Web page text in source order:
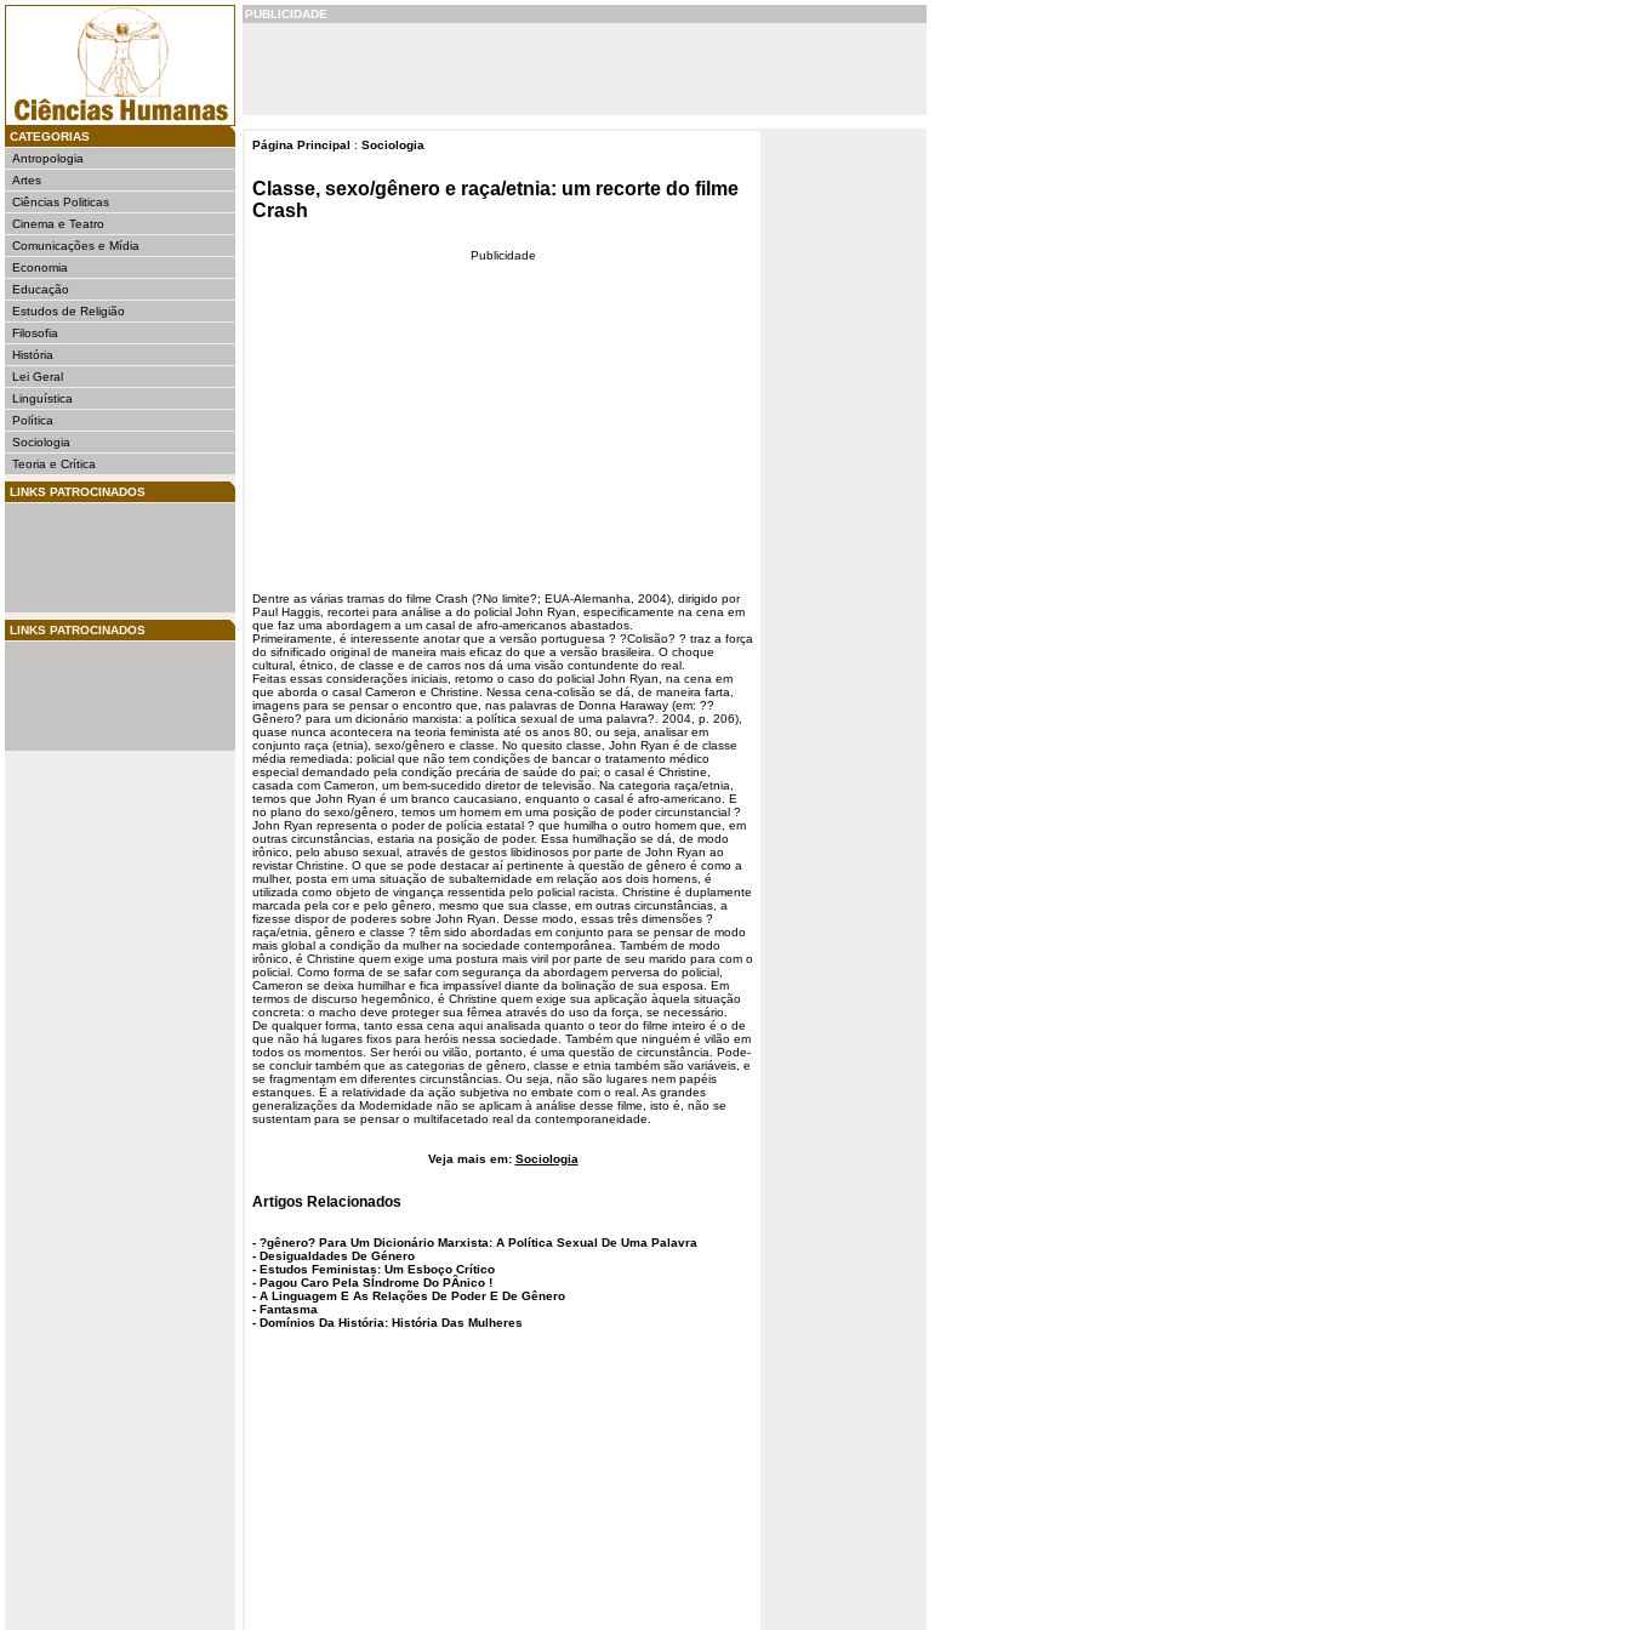
CATEGORIAS
Antropologia
Artes
Ciências Politicas
Cinema e Teatro
Comunicações e Mídia
Economia
Educação
Estudos de Religião
Filosofia
História
Lei Geral
Linguística
Política
Sociologia
Teoria e Crítica
LINKS PATROCINADOS
LINKS PATROCINADOS
PUBLICIDADE
Página Principal : Sociologia
Classe, sexo/gênero e raça/etnia: um recorte do filme
Crash
Publicidade
Dentre as várias tramas do filme Crash (?No limite?; EUA-Alemanha, 2004), dirigido por
Paul Haggis , recortei para análise a do policial John Ryan, especificamente na cena em
que faz uma abordagem a um casal de afro-americanos abastados.
Primeiramente, é interessente anotar que a versão portuguesa ? ?Colisão? ? traz a força
do sifnificado original de maneira mais eficaz do que a versão brasileira. O choque
cultural, étnico, de classe e de carros nos dá uma visão contundente do real.
Feitas essas considerações iniciais, retomo o caso do policial John Ryan, na cena em
que aborda o casal Cameron e Christine . Nessa cena-colisão se dá, de maneira farta,
imagens para se pensar o encontro que, nas palavras de Donna Haraway (em: ??
Gênero? para um dicionário marxista: a política sexual de uma palavra?. 2004, p. 206),
quase nunca acontecera na teoria feminista até os anos 80, ou seja, analisar em
conjunto raça (etnia), sexo/gênero e classe. No quesito classe, John Ryan é de classe
média remediada: policial que não tem condições de bancar o tratamento médico
especial demandado pela condição precária de saúde do pai; o casal é Christine,
casada com Cameron, um bem-sucedido diretor de televisão. Na categoria raça/etnia,
temos que John Ryan é um branco caucasiano, enquanto o casal é afro-americano. E
no plano do sexo/gênero, temos um homem em uma posição de poder circunstancial ?
John Ryan representa o poder de polícia estatal ? que humilha o outro homem que, em
outras circunstâncias, estaria na posição de poder. Essa humilhação se dá, de modo
irônico, pelo abuso sexual, através de gestos libidinosos por parte de John Ryan ao
revistar Christine. O que se pode destacar aí pertinente à questão de gênero é como a
mulher, posta em uma situação de subalternidade em relação aos dois homens, é
utilizada como objeto de vingança ressentida pelo policial racista. Christine é duplamente
marcada pela cor e pelo gênero, mesmo que sua classe, em outras circunstâncias, a
fizesse dispor de poderes sobre John Ryan. Desse modo, essas três dimensões ?
raça/etnia, gênero e classe ? têm sido abordadas em conjunto para se pensar de modo
mais global a condição da mulher na sociedade contemporânea. Também de modo
irônico, é Christine quem exige uma postura mais viril por parte de seu marido para com o
policial. Como forma de se safar com segurança da abordagem perversa do policial,
Cameron se deixa humilhar e fica impassível diante da bolinação de sua esposa. Em
termos de discurso hegemônico, é Christine quem exige sua aplicação àquela situação
concreta: o macho deve proteger sua fêmea através do uso da força, se necessário.
De qualquer forma, tanto essa cena aqui analisada quanto o teor do filme inteiro é o de
que não há lugares fixos para heróis nessa sociedade. Também que ninguém é vilão em
todos os momentos. Ser herói ou vilão, portanto, é uma questão de circunstância. Pode-
se concluir também que as categorias de gênero, classe e etnia também são variáveis, e
se fragmentam em diferentes circunstâncias. Ou seja, não são lugares nem papéis
estanques. É a relatividade da ação subjetiva no embate com o real. As grandes
generalizações da Modernidade não se aplicam à análise desse filme, isto é, não se
sustentam para se pensar o multifacetado real da contemporaneidade.
Veja mais em: Sociologia
Artigos Relacionados
- ?gênero? Para Um Dicionário Marxista: A Política Sexual De Uma Palavra
- Desigualdades De Género
- Estudos Feministas: Um Esboço Crítico
- Pagou Caro Pela SÍndrome Do PÂnico !
- A Linguagem E As Relações De Poder E De Gênero
- Fantasma
- Domínios Da História: História Das Mulheres